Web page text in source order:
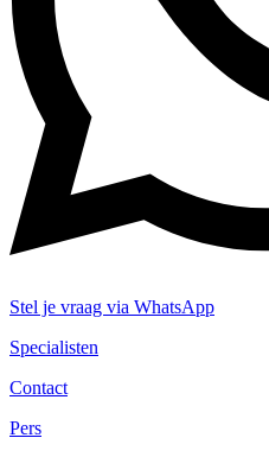
Stel je vraag via WhatsApp
Specialisten
Contact
Pers